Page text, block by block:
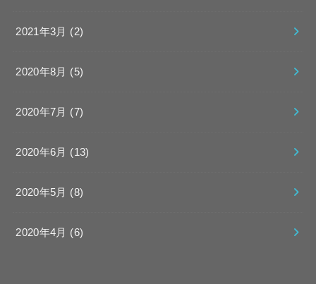
2021年3月 (2)
2020年8月 (5)
2020年7月 (7)
2020年6月 (13)
2020年5月 (8)
2020年4月 (6)